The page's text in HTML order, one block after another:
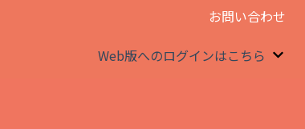
お問い合わせ
Web版へのログインはこちら